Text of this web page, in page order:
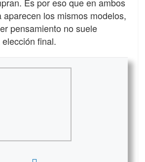
Es por eso que en ambos
aparecen los mismos modelos,
pensamiento no suele
final.